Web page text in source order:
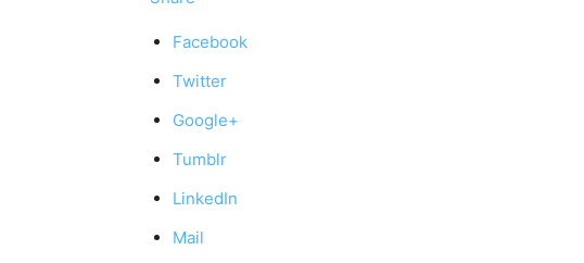
Facebook
Twitter
Google+
Tumblr
LinkedIn
Mail